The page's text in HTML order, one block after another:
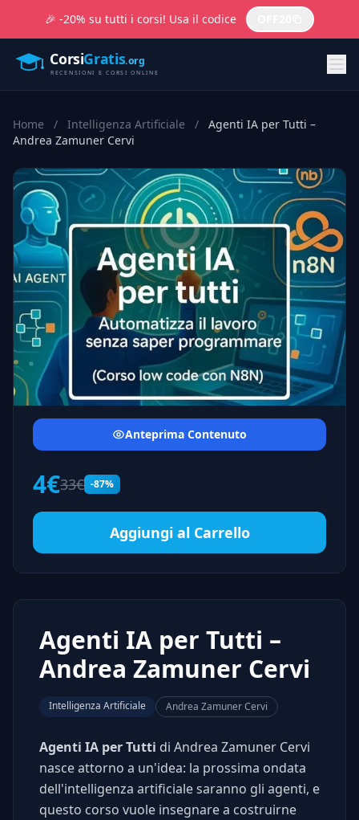
🎉 -20% su tutti i corsi! Usa il codice
Home / Intelligenza Artificiale /
Agenti IA per Tutti –
Andrea Zamuner Cervi
Anteprima Contenuto
4€33€ -87%
Aggiungi al Carrello
Agenti IA per Tutti –
Andrea Zamuner Cervi
Intelligenza Artificiale Andrea Zamuner Cervi
Agenti IA per Tutti di Andrea Zamuner Cervi
nasce attorno a un'idea: la prossima ondata
dell'intelligenza artificiale saranno gli agenti, e
questo corso vuole insegnare a costruirne